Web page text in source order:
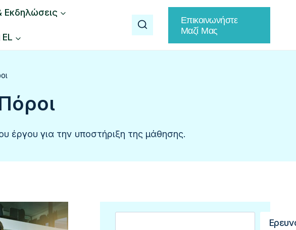
Εκδηλώσεις
EL
Επικοινωνήστε
Μαζί Μας
έργου για την υποστήριξη της μάθησης.